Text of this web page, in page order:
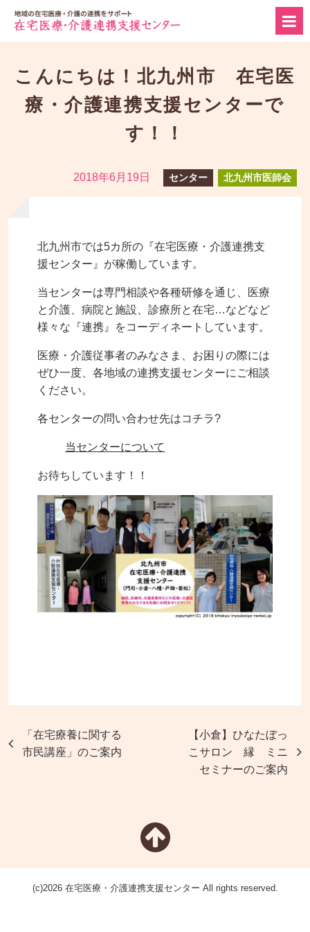
こんにちは！北九州市 在宅医
療・介護連携支援センターで
す！！
2018年6月19日 センター 北九州市医師会
北九州市では5カ所の『在宅医療・介護連携支
援センター』が稼働しています。
当センターは専門相談や各種研修を通じ、医療
と介護、病院と施設、診療所と在宅…などなど
様々な『連携』をコーディネートしています。
医療・介護従事者のみなさま、お困りの際には
ぜひ一度、各地域の連携支援センターにご相談
ください。
各センターの問い合わせ先はコチラ?
当センターについて
お待ちしています！！
「在宅療養に関する
市民講座」のご案内
【小倉】ひなたぼっ
こサロン 縁 ミニ
セミナーのご案内
(c)2026 在宅医療・介護連携支援センター All rights reserved.